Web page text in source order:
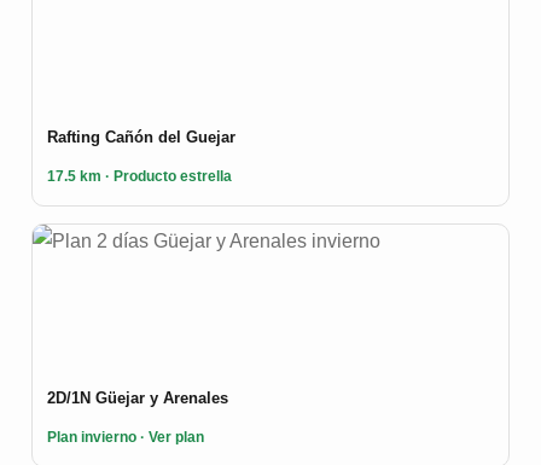
Rafting Cañón del Guejar
17.5 km · Producto estrella
2D/1N Güejar y Arenales
Plan invierno · Ver plan